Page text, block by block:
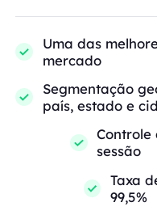
Uma das
mercado
Segmentação
país, estado e
sessão
Taxa
99,5%